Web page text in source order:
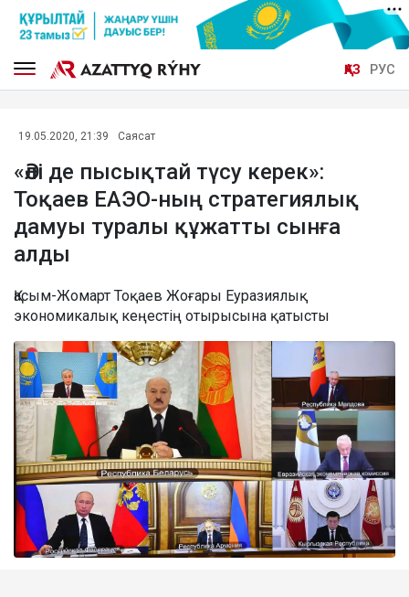
ҚАЗ РУС
19.05.2020, 21:39 Саясат
«Әлі де пысықтай түсу керек»:
Тоқаев ЕАЭО-ның стратегиялық
дамуы туралы құжатты сынға
алды
Қасым-Жомарт Тоқаев Жоғары Еуразиялық
экономикалық кеңестің отырысына қатысты